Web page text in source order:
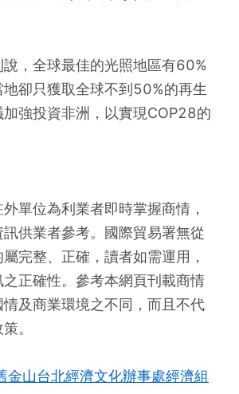
，全球最佳的光照地區有60%
卻只獲取全球不到50%的再生
強投資非洲，以實現COP28的
單位為利業者即時掌握商情，
供業者參考。國際貿易署無從
完整、正確，讀者如需運用，
正確性。參考本網頁刊載商情
及商業環境之不同，而且不代
。
金山台北經濟文化辦事處經濟組